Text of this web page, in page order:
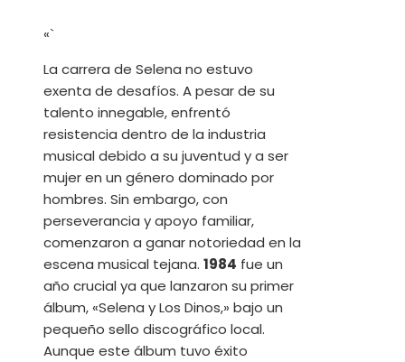
«`
La carrera de Selena no estuvo
exenta de desafíos. A pesar de su
talento innegable, enfrentó
resistencia dentro de la industria
musical debido a su juventud y a ser
mujer en un género dominado por
hombres. Sin embargo, con
perseverancia y apoyo familiar,
comenzaron a ganar notoriedad en la
escena musical tejana. 1984 fue un
año crucial ya que lanzaron su primer
álbum, «Selena y Los Dinos,» bajo un
pequeño sello discográfico local.
Aunque este álbum tuvo éxito